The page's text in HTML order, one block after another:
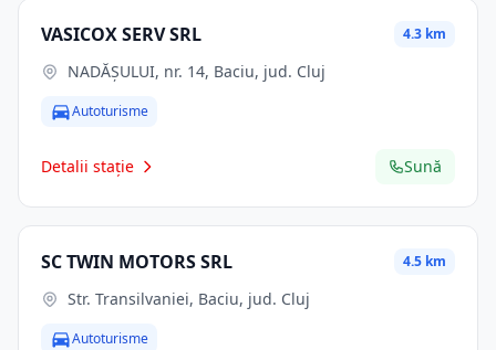
VASICOX SERV SRL 4.3 km
NADĂȘULUI, nr. 14, Baciu, jud. Cluj
Autoturisme
Detalii stație Sună
SC TWIN MOTORS SRL 4.5 km
Str. Transilvaniei, Baciu, jud. Cluj
Autoturisme